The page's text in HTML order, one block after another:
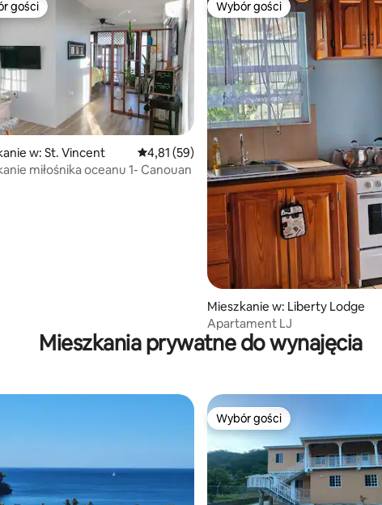
5, liczba recenzji: 41
gości
gości
w: St. Vincent Średnia ocena: 4,81 na 5, liczba recenzji: 59
4,81 (59)
miłośnika oceanu 1- Canouan
Wybór gości
Wybór gości
Mieszkanie w: Liberty Lodge
Apartament LJ
Mieszkania prywatne do wynajęcia
Wybór gości
Wybór gości